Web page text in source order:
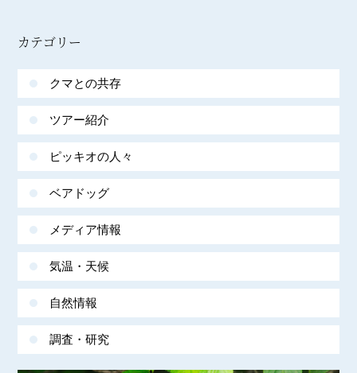
カテゴリー
クマとの共存
ツアー紹介
ピッキオの人々
ベアドッグ
メディア情報
気温・天候
自然情報
調査・研究